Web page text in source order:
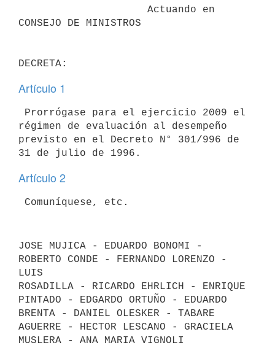
CONSEJO DE MINISTROS
Artículo 1
régimen de evaluación al desempeño
previsto en el Decreto N° 301/996 de
Artículo 2
JOSE MUJICA - EDUARDO BONOMI -
ROBERTO CONDE - FERNANDO LORENZO -
LUIS
ROSADILLA - RICARDO EHRLICH - ENRIQUE
PINTADO - EDGARDO ORTUÑO - EDUARDO
BRENTA - DANIEL OLESKER - TABARE
AGUERRE - HECTOR LESCANO - GRACIELA